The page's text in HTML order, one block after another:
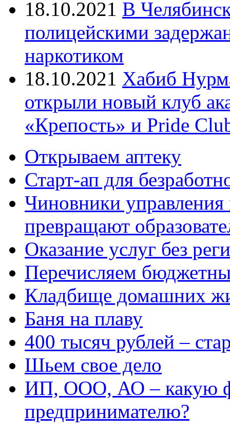
18.10.2021 В
полицейскими
наркотиком
18.10.2021 Хабиб
открыли новый клуб
«Крепость» и Pride
Открываем аптеку
Старт-ап для
Чиновники
превращают
Оказание услуг без
Перечисляем
Кладбище домашних
Баня на плаву
400 тысяч рублей –
Шьем свое дело
ИП, ООО, АО – какую
предпринимателю?